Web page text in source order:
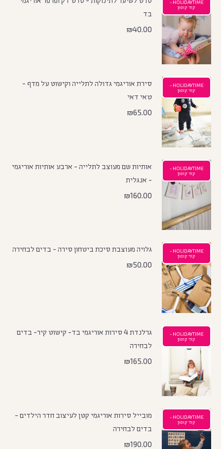
HOLIDAYTIME -
קוד קופון
בד
₪40.00
HOLIDAYTIME -
קוד קופון
סירת אוריגמי גדולה לתלייה וקישוט על מדף -
טאי דאי
₪65.00
HOLIDAYTIME -
קוד קופון
אותיות שם מעוצב לתלייה - ארבע אותיות אוריגמי
- אנגלית
₪160.00
HOLIDAYTIME -
קוד קופון
גלויה מעוצבת סיכת ביטחון סירה - בדים לבחירה
₪50.00
HOLIDAYTIME -
קוד קופון
גרלנדת 4 סירות אוריגמי בד- קישוט קיר- בדים
לבחירה
₪165.00
HOLIDAYTIME -
קוד קופון
מובייל סירות אוריגמי קטן לעיצוב חדר הילדים -
בדים לבחירה
₪190.00